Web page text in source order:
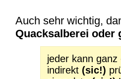
Auch sehr wichtig,
Quacksalberei oder
jeder kann
indirekt (sic!)